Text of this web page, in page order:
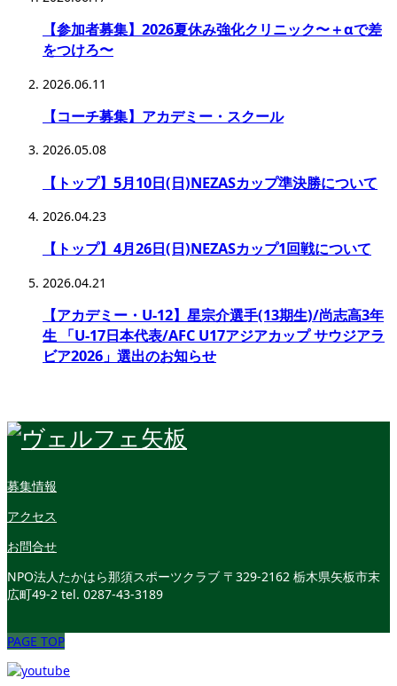
【参加者募集】2026夏休み強化クリニック〜＋αで差
をつけろ〜
2026.06.11
【コーチ募集】アカデミー・スクール
2026.05.08
【トップ】5月10日(日)NEZASカップ準決勝について
2026.04.23
【トップ】4月26日(日)NEZASカップ1回戦について
2026.04.21
【アカデミー・U-12】星宗介選手(13期生)/尚志高3年
生 「U-17日本代表/AFC U17アジアカップ サウジアラ
ビア2026」選出のお知らせ
募集情報
アクセス
お問合せ
NPO法人たかはら那須スポーツクラブ 〒329-2162 栃木県矢板市末
広町49-2 tel. 0287-43-3189
PAGE TOP